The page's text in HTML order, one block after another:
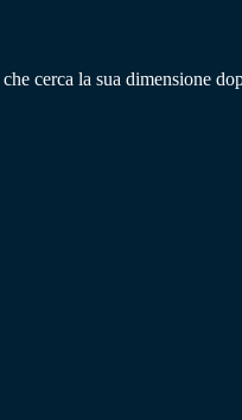
cerca la sua dimensione